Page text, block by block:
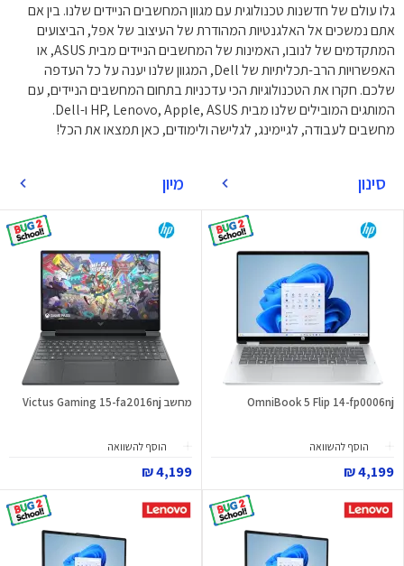
גלו עולם של חדשנות טכנולוגית עם מגוון המחשבים הניידים שלנו. בין אם
אתם נמשכים אל האלגנטיות המהודרת של העיצוב של אפל, הביצועים
המתקדמים של לנובו, האמינות של המחשבים הניידים מבית ASUS, או
האפשרויות הרב-תכליתיות של Dell, המגוון שלנו יענה על כל העדפה
שלכם. חקרו את הטכנולוגיות הכי עדכניות בתחום המחשבים הניידים, עם
המותגים המובילים שלנו מבית HP, Lenovo, Apple, ASUS ו-Dell.
מחשבים לעבודה, לגיימינג, לגלישה ולימודים, כאן תמצאו את הכל!
סינון מיון
OmniBook 5 Flip 14-fp0006nj
הוסף להשוואה
4,199 ₪
מחשב Victus Gaming 15-fa2016nj
הוסף להשוואה
4,199 ₪